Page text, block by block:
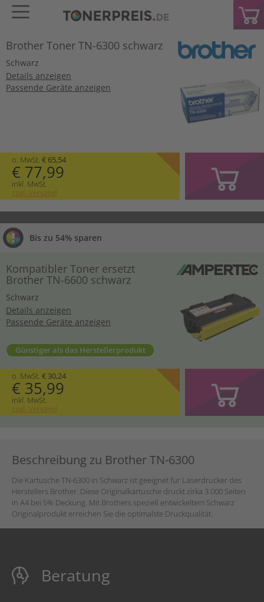
Brother Toner TN-6300 schwarz
Schwarz
Details anzeigen
Passende Geräte anzeigen
o. MwSt. € 65,54
€ 77,99
inkl. MwSt.
zzgl. Versand
Bis zu 54% sparen
Kompatibler Toner ersetzt
Brother TN-6600 schwarz
Schwarz
Details anzeigen
Passende Geräte anzeigen
Günstiger als das Herstellerprodukt
o. MwSt. € 30,24
€ 35,99
inkl. MwSt.
zzgl. Versand
Beschreibung zu Brother TN-6300
Die Kartusche TN-6300 in Schwarz ist geeignet für Laserdrucker des
Herstellers Brother. Diese Originalkartusche druckt zirka 3.000 Seiten
in A4 bei 5% Deckung. Mit Brothers speziell entwickeltem Schwarz
Originalprodukt erreichen Sie die optimalste Druckqualität.
Beratung